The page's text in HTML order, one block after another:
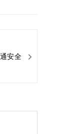
安全